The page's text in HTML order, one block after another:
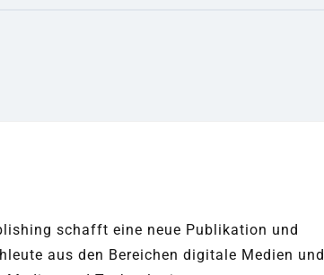
schafft eine neue Publikation und
aus den Bereichen digitale Medien und